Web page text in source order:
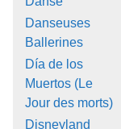
Danseuses
Ballerines
Día de los
Muertos (Le
Jour des morts)
Disneyland